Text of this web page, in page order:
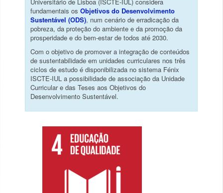
fundamentais os Objetivos do Desenvolvimento
Sustentável (ODS), num cenário de erradicação da
pobreza, da proteção do ambiente e da promoção da
prosperidade e do bem-estar de todos até 2030.
Com o objetivo de promover a integração de conteúdos
de sustentabilidade em unidades curriculares nos três
ciclos de estudo é disponibilizada no sistema Fénix
ISCTE-IUL a possibilidade de associação da Unidade
Curricular e das Teses aos Objetivos do
Desenvolvimento Sustentável.